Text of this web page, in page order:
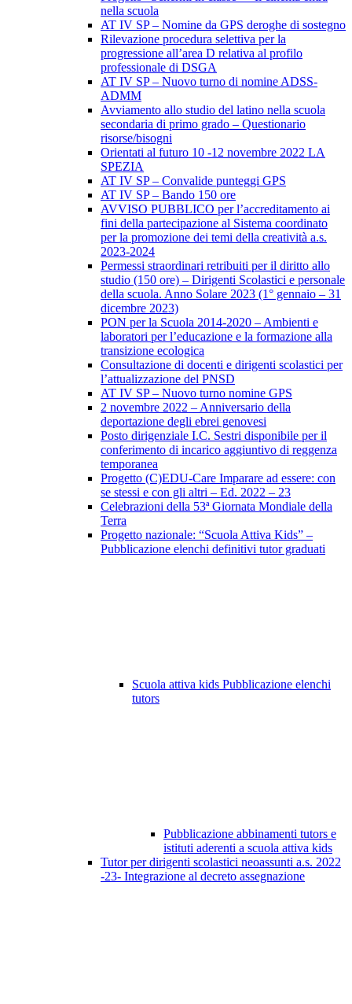
nella scuola
AT IV SP – Nomine da GPS deroghe di sostegno
Rilevazione procedura selettiva per la
progressione all’area D relativa al profilo
professionale di DSGA
AT IV SP – Nuovo turno di nomine ADSS-
ADMM
Avviamento allo studio del latino nella scuola
secondaria di primo grado – Questionario
risorse/bisogni
Orientati al futuro 10 -12 novembre 2022 LA
SPEZIA
AT IV SP – Convalide punteggi GPS
AT IV SP – Bando 150 ore
AVVISO PUBBLICO per l’accreditamento ai
fini della partecipazione al Sistema coordinato
per la promozione dei temi della creatività a.s.
2023-2024
Permessi straordinari retribuiti per il diritto allo
studio (150 ore) – Dirigenti Scolastici e personale
della scuola. Anno Solare 2023 (1° gennaio – 31
dicembre 2023)
PON per la Scuola 2014-2020 – Ambienti e
laboratori per l’educazione e la formazione alla
transizione ecologica
Consultazione di docenti e dirigenti scolastici per
l’attualizzazione del PNSD
AT IV SP – Nuovo turno nomine GPS
2 novembre 2022 – Anniversario della
deportazione degli ebrei genovesi
Posto dirigenziale I.C. Sestri disponibile per il
conferimento di incarico aggiuntivo di reggenza
temporanea
Progetto (C)EDU-Care Imparare ad essere: con
se stessi e con gli altri – Ed. 2022 – 23
Celebrazioni della 53ª Giornata Mondiale della
Terra
Progetto nazionale: “Scuola Attiva Kids” –
Pubblicazione elenchi definitivi tutor graduati
Scuola attiva kids Pubblicazione elenchi
tutors
Pubblicazione abbinamenti tutors e
istituti aderenti a scuola attiva kids
Tutor per dirigenti scolastici neoassunti a.s. 2022
-23- Integrazione al decreto assegnazione